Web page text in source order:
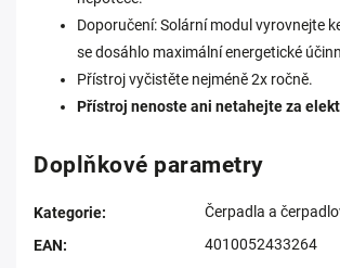
Doporučení: Solární modul vyrovnejte
se dosáhlo maximální energetické
Přístroj vyčistěte nejméně 2x ročně.
Přístroj nenoste ani netahejte za
Doplňkové parametry
Kategorie:
Čerpadla a
EAN:
4010052433264